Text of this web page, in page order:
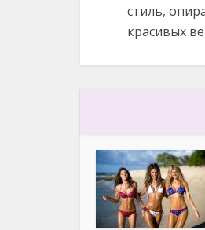
стиль,
красивых